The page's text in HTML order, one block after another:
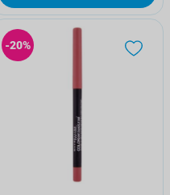
-20%